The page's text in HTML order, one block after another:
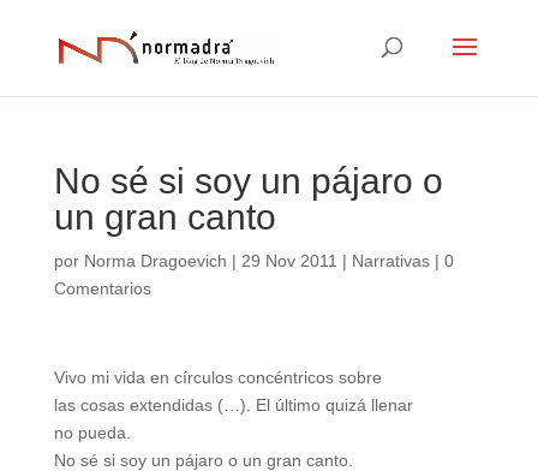
No sé si soy un pájaro o
un gran canto
por Norma Dragoevich | 29 Nov 2011 | Narrativas| 0
Comentarios
Vivo mi vida en círculos concéntricos sobre
las cosas extendidas (…). El último quizá llenar
no pueda.
No sé si soy un pájaro o un gran canto.